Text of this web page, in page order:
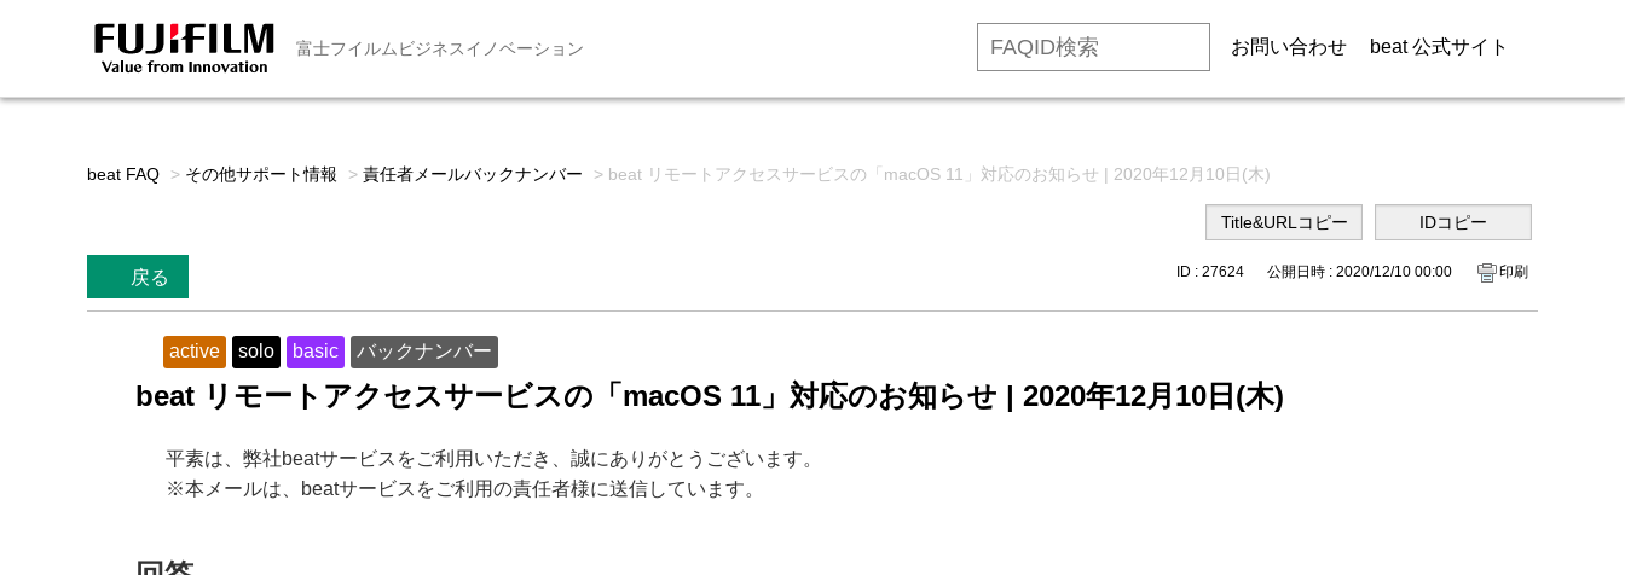
富士フイルムビジネスイノベーション お問い合わせ beat 公式サイト
beat FAQ > その他サポート情報 > 責任者メールバックナンバー > beat リモートアクセスサービスの「macOS 11」対応のお知らせ | 2020年12月10日(木)
戻る ID : 27624 公開日時 : 2020/12/10 00:00 印刷
active solo basic バックナンバー
beat リモートアクセスサービスの「macOS 11」対応のお知らせ | 2020年12月10日(木)
平素は、弊社beatサービスをご利用いただき、誠にありがとうございます。
※本メールは、beatサービスをご利用の責任者様に送信しています。